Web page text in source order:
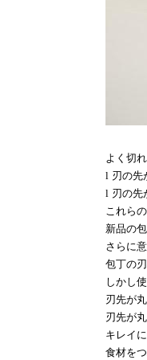
よく切
l 刃の先
l 刃の先
これら
新品の
さらに
包丁の
しかし
刃先が
刃先が
キレイ
食材を